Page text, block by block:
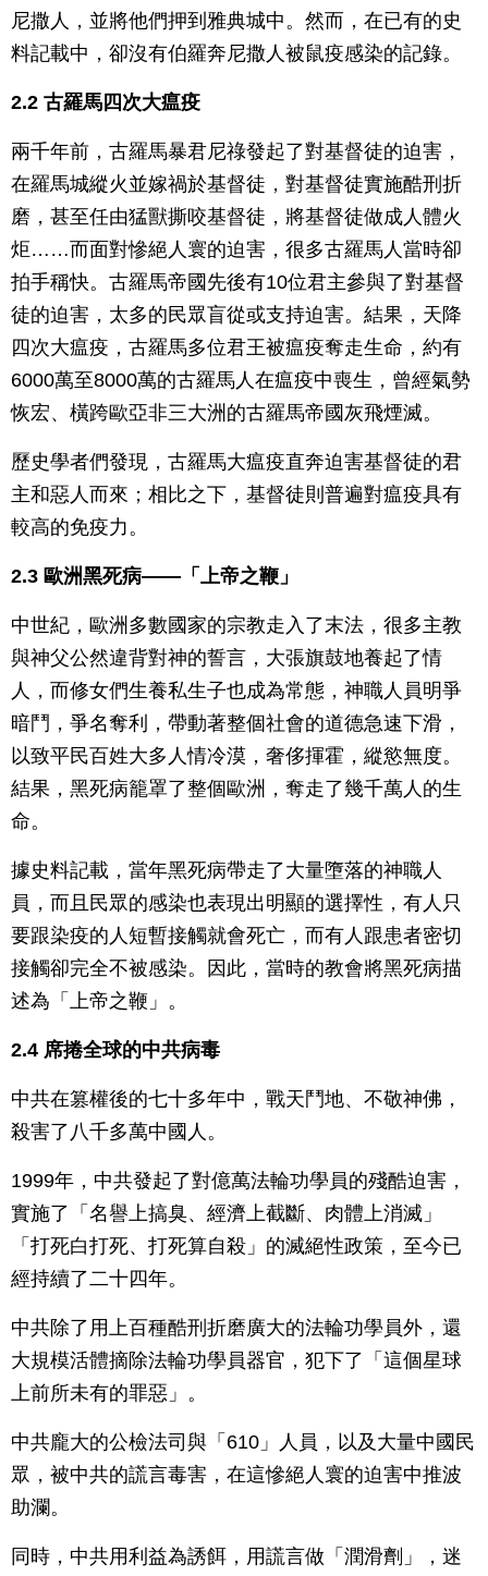
尼撒人，並將他們押到雅典城中。然而，在已有的史
料記載中，卻沒有伯羅奔尼撒人被鼠疫感染的記錄。
2.2 古羅馬四次大瘟疫
兩千年前，古羅馬暴君尼祿發起了對基督徒的迫害，
在羅馬城縱火並嫁禍於基督徒，對基督徒實施酷刑折
磨，甚至任由猛獸撕咬基督徒，將基督徒做成人體火
炬……而面對慘絕人寰的迫害，很多古羅馬人當時卻
拍手稱快。古羅馬帝國先後有10位君主參與了對基督
徒的迫害，太多的民眾盲從或支持迫害。結果，天降
四次大瘟疫，古羅馬多位君王被瘟疫奪走生命，約有
6000萬至8000萬的古羅馬人在瘟疫中喪生，曾經氣勢
恢宏、橫跨歐亞非三大洲的古羅馬帝國灰飛煙滅。
歷史學者們發現，古羅馬大瘟疫直奔迫害基督徒的君
主和惡人而來；相比之下，基督徒則普遍對瘟疫具有
較高的免疫力。
2.3 歐洲黑死病——「上帝之鞭」
中世紀，歐洲多數國家的宗教走入了末法，很多主教
與神父公然違背對神的誓言，大張旗鼓地養起了情
人，而修女們生養私生子也成為常態，神職人員明爭
暗鬥，爭名奪利，帶動著整個社會的道德急速下滑，
以致平民百姓大多人情冷漠，奢侈揮霍，縱慾無度。
結果，黑死病籠罩了整個歐洲，奪走了幾千萬人的生
命。
據史料記載，當年黑死病帶走了大量墮落的神職人
員，而且民眾的感染也表現出明顯的選擇性，有人只
要跟染疫的人短暫接觸就會死亡，而有人跟患者密切
接觸卻完全不被感染。因此，當時的教會將黑死病描
述為「上帝之鞭」。
2.4 席捲全球的中共病毒
中共在篡權後的七十多年中，戰天鬥地、不敬神佛，
殺害了八千多萬中國人。
1999年，中共發起了對億萬法輪功學員的殘酷迫害，
實施了「名譽上搞臭、經濟上截斷、肉體上消滅」
「打死白打死、打死算自殺」的滅絕性政策，至今已
經持續了二十四年。
中共除了用上百種酷刑折磨廣大的法輪功學員外，還
大規模活體摘除法輪功學員器官，犯下了「這個星球
上前所未有的罪惡」。
中共龐大的公檢法司與「610」人員，以及大量中國民
眾，被中共的謊言毒害，在這慘絕人寰的迫害中推波
助瀾。
同時，中共用利益為誘餌，用謊言做「潤滑劑」，迷